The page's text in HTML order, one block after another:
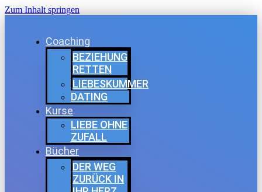
Zum Inhalt springen
Coaching
BEZIEHUNG
RETTEN
LIEBESKUMMER
DATING
Kurse
LIEBE OHNE
ZUFALL
Bücher
DER WEG
ZURÜCK IN